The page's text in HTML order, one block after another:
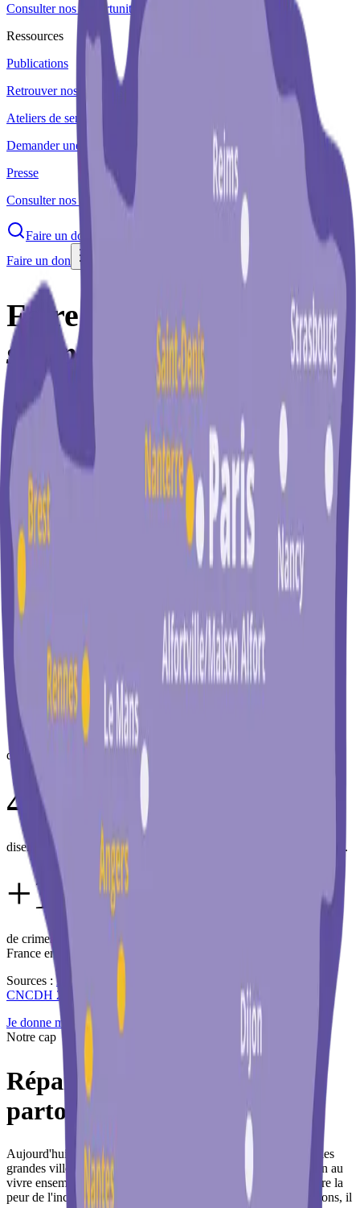
Consulter nos opportunités professionnelles.
Ressources
Publications
Retrouver nos analyses et prises de parole.
Ateliers de sensibilisation
Demander une intervention pédagogique.
Presse
Consulter nos contenus et retombées presse.
Faire un don
Faire un don
Faire société, ça
s'apprend.
Soutiens la rencontre des jeunes
partout en France. Donner à
Coexister, c'est financer un mouvement d'éducation populaire qui
agit, ville après ville, contre les préjugés et les discriminations.
Faire un don sur HelloAsso
66%déductibleDon
sécurisé
L'urgence
L'urgence de vivre ensemble.
Les fractures se creusent. Les occasions de se rencontrer
disparaissent. Et la haine, elle, se banalise. Les chiffres parlent
d'eux-mêmes :
77%
des Français·es jugent que le pays est « divisé ».
46
disent manquer d'occasions de rencontrer des personnes différentes.
+11
de crimes et délits à caractère raciste ou antireligieux signalés en
France en 2024.
Sources :Destin Commun 2024
CNCDH 2024
Je donne maintenant
Notre cap
Répandre la coexistence
partout en France.
Aujourd'hui, des groupes locaux Coexister sont présents dans les
grandes villes du pays et s'activent pour contribuer à l'éducation au
vivre ensemble. Mais il reste beaucoup à faire. Pour lutter contre la
peur de l'inconnu et faire face à ceux qui tirent profit des divisions, il